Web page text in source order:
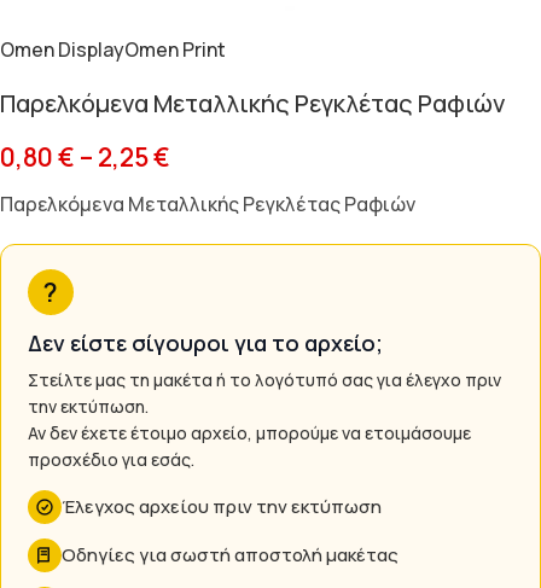
Omen DisplayOmen Print
Παρελκόμενα Μεταλλικής Ρεγκλέτας Ραφιών
0,80€ – 2,25€
Παρελκόμενα Μεταλλικής Ρεγκλέτας Ραφιών
?
Δεν είστε σίγουροι για το αρχείο;
Στείλτε μας τη μακέτα ή το λογότυπό σας για έλεγχο πριν
την εκτύπωση.
Αν δεν έχετε έτοιμο αρχείο, μπορούμε να ετοιμάσουμε
προσχέδιο για εσάς.
Έλεγχος αρχείου πριν την εκτύπωση
Οδηγίες για σωστή αποστολή μακέτας